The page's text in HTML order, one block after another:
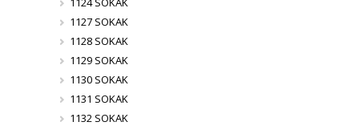
1127 SOKAK
1128 SOKAK
1129 SOKAK
1130 SOKAK
1131 SOKAK
1132 SOKAK